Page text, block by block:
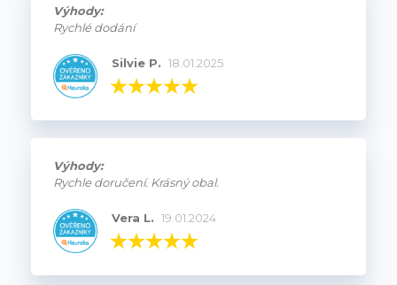
Výhody:
Rychlé dodání
Silvie P. 18.01.2025
Výhody:
Rychle doručení. Krásný obal.
Vera L. 19.01.2024